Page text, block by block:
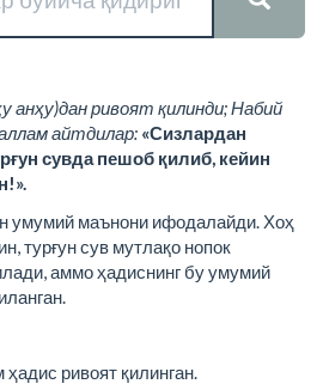
анҳу)дан ривоят қилинди; Набий
айтдилар: «Сизлардан
сувда пешоб қилиб, кейин
умумий маънони ифодалайди. Хоҳ
турғун сув мутлақо нопок
аммо ҳадиснинг бу умумий
ривоят қилинган.